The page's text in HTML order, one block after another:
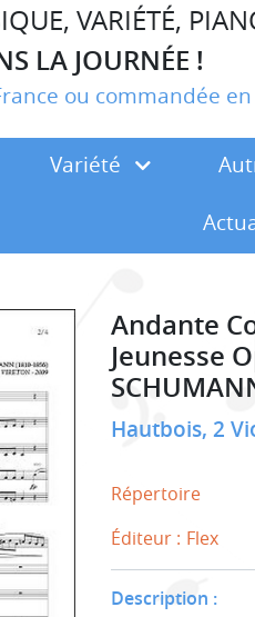
VARIÉTÉ,
LA JOURNÉE !
ou commandée
Variété
Andante
Jeunesse
Hautbois, 2
Répertoire
Éditeur : Flex
Description :